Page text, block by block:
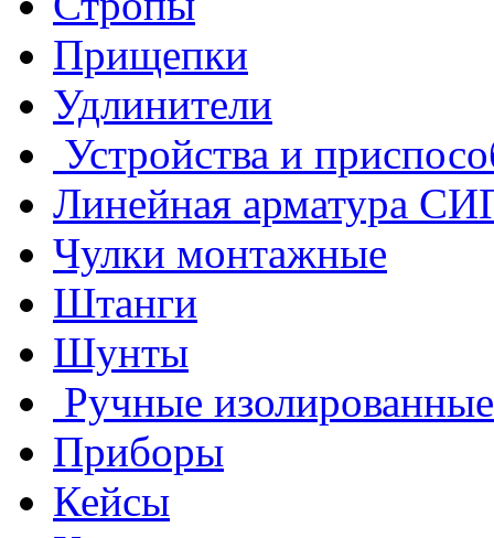
Прищепки
Удлинители
Устройства и
Линейная арматура
Чулки монтажные
Штанги
Шунты
Ручные
Приборы
Кейсы